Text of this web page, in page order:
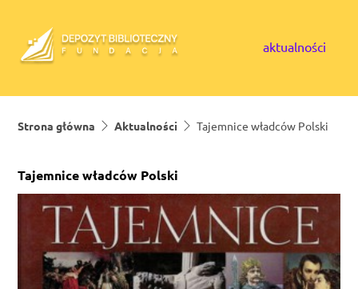
aktualności
Strona główna Aktualności Tajemnice władców Polski
Tajemnice władców Polski